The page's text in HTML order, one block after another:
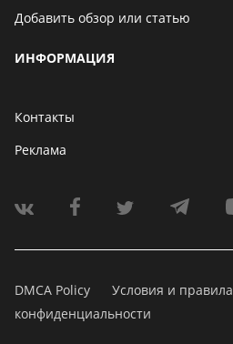
Добавить обзор или статью
ИНФОРМАЦИЯ
Контакты
Реклама
DMCA Policy Условия и правила
конфиденциальности